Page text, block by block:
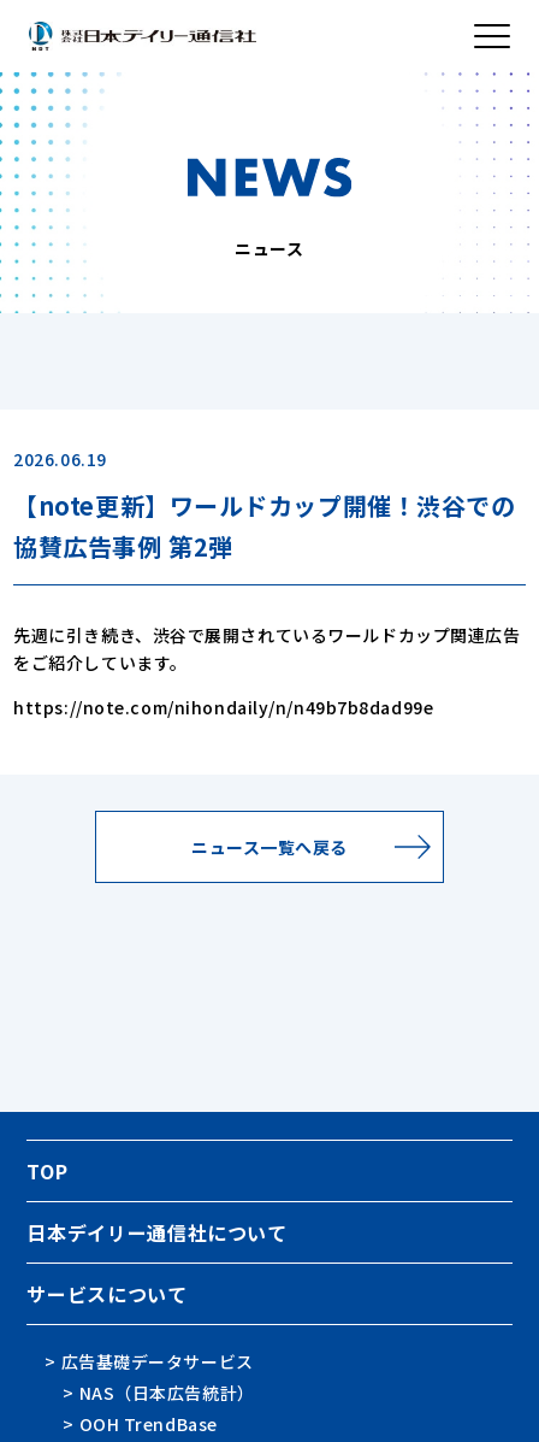
ニュース
2026.06.19
【note更新】ワールドカップ開催！渋谷での
協賛広告事例 第2弾
先週に引き続き、渋谷で展開されているワールドカップ関連広告
をご紹介しています。
https://note.com/nihondaily/n/n49b7b8dad99e
ニュース一覧へ戻る
TOP
日本デイリー通信社について
サービスについて
> 広告基礎データサービス
> NAS（日本広告統計）
> OOH TrendBase